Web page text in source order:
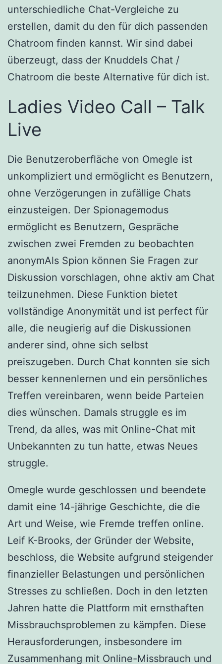
unterschiedliche Chat-Vergleiche zu
erstellen, damit du den für dich passenden
Chatroom finden kannst. Wir sind dabei
überzeugt, dass der Knuddels Chat /
Chatroom die beste Alternative für dich ist.
Ladies Video Call – Talk
Live
Die Benutzeroberfläche von Omegle ist
unkompliziert und ermöglicht es Benutzern,
ohne Verzögerungen in zufällige Chats
einzusteigen. Der Spionagemodus
ermöglicht es Benutzern, Gespräche
zwischen zwei Fremden zu beobachten
anonymAls Spion können Sie Fragen zur
Diskussion vorschlagen, ohne aktiv am Chat
teilzunehmen. Diese Funktion bietet
vollständige Anonymität und ist perfect für
alle, die neugierig auf die Diskussionen
anderer sind, ohne sich selbst
preiszugeben. Durch Chat konnten sie sich
besser kennenlernen und ein persönliches
Treffen vereinbaren, wenn beide Parteien
dies wünschen. Damals struggle es im
Trend, da alles, was mit Online-Chat mit
Unbekannten zu tun hatte, etwas Neues
struggle.
Omegle wurde geschlossen und beendete
damit eine 14-jährige Geschichte, die die
Art und Weise, wie Fremde treffen online.
Leif K-Brooks, der Gründer der Website,
beschloss, die Website aufgrund steigender
finanzieller Belastungen und persönlichen
Stresses zu schließen. Doch in den letzten
Jahren hatte die Plattform mit ernsthaften
Missbrauchsproblemen zu kämpfen. Diese
Herausforderungen, insbesondere im
Zusammenhang mit Online-Missbrauch und